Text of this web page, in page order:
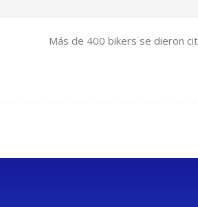
Más de 400 bikers se dieron